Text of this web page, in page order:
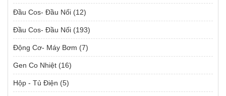
Đầu Cos- Đầu Nối (12)
Đầu Cos- Đầu Nối (193)
Động Cơ- Máy Bơm (7)
Gen Co Nhiệt (16)
Hộp - Tủ Điện (5)